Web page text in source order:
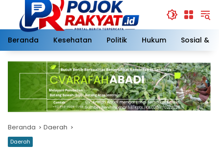
Langsung
konten
Beranda
Kesehatan Politik Hukum Sosial &
Beranda Daerah
Daerah